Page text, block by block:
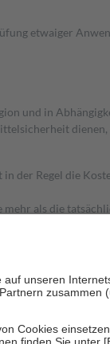
etwaiger
und in
der Regel die
mehr als die